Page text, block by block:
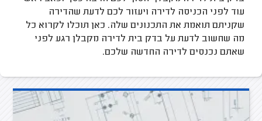
עוד לפני הכניסה לדירה ויעזור לכם לדעת שהדירה
שקניתם תואמת את התכנונים שלה. כאן תוכלו לקרוא כל
מה שחשוב לדעת על בדק בית לדירה מקבלן רגע לפני
שאתם נכנסים לדירה החדשה שלכם.